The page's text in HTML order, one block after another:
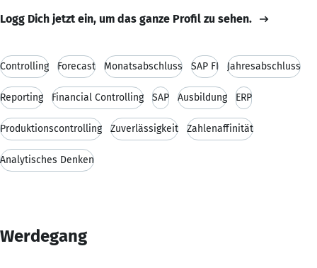
Logg Dich jetzt ein, um das ganze Profil zu sehen.
Controlling Forecast Monatsabschluss SAP FI Jahresabschluss
Reporting Financial Controlling SAP Ausbildung ERP
Produktionscontrolling Zuverlässigkeit Zahlenaffinität
Analytisches Denken
Werdegang